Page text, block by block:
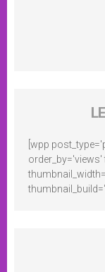
[wpp
order_by='views'